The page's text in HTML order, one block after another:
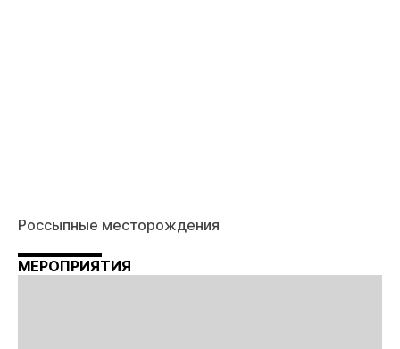
Россыпные месторождения
МЕРОПРИЯТИЯ